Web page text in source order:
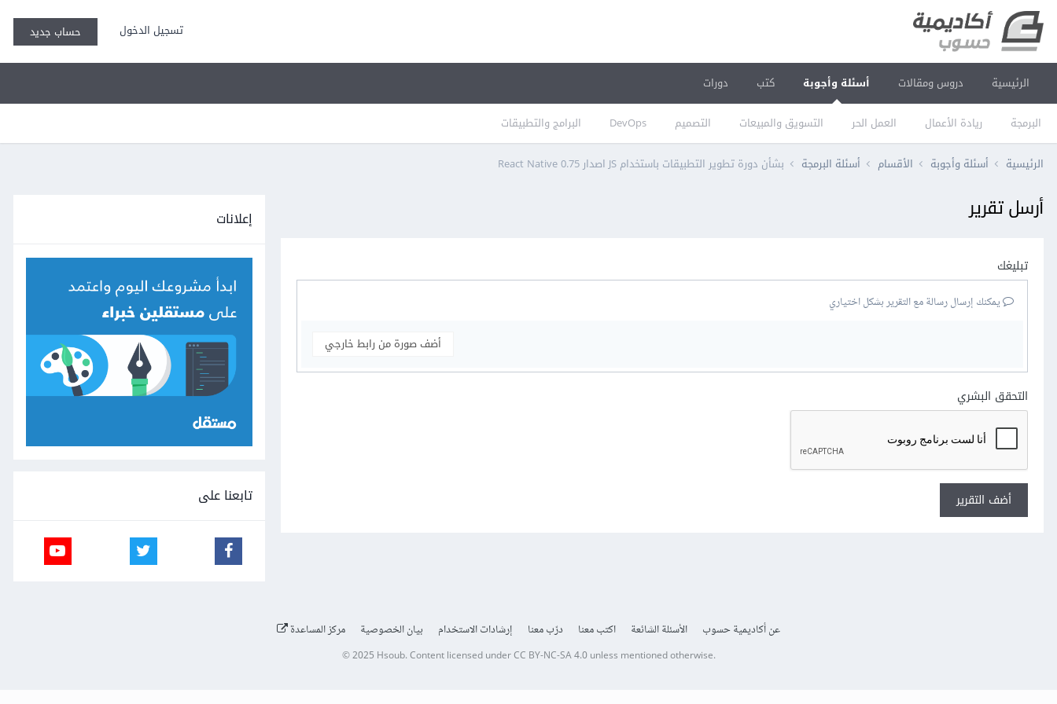
تسجيل الدخول حساب جديد
الرئيسية دروس ومقالات أسئلة وأجوبة
البرمجة ريادة الأعمال العمل الحر التسويق والمبيعات التصميم DevOps البرامج والتطبيقات
كتب دورات
الرئيسية أسئلة وأجوبة الأقسام أسئلة البرمجة بشأن دورة تطوير التطبيقات باستخدام JS اصدار React Native 0.75
أرسل تقرير
تبليغك
يمكنك إرسال رسالة مع التقرير بشكل اختياري
أضف صورة من رابط خارجي
التحقق البشري
أضف التقرير
إعلانات
تابعنا على
عن أكاديمية حسوب الأسئلة الشائعة اكتب معنا درّب معنا إرشادات الاستخدام بيان الخصوصية مركز المساعدة
© 2025 Hsoub.Content licensed underCC BY-NC-SA 4.0unless mentioned otherwise.